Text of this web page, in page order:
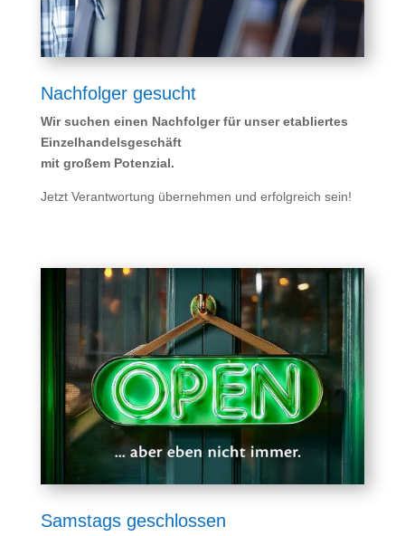
Nachfolger gesucht
Wir suchen einen Nachfolger für unser etabliertes
Einzelhandelsgeschäft
mit großem Potenzial.
Jetzt Verantwortung übernehmen und erfolgreich sein!
Samstags geschlossen